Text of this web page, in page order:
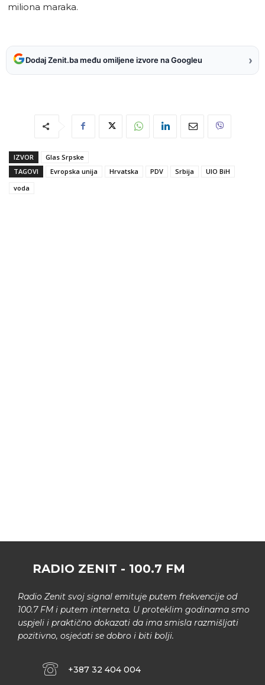
miliona maraka.
Dodaj Zenit.ba među omiljene izvore na Googleu ›
IZVOR
Glas Srpske
TAGOVI
Evropska unija Hrvatska PDV Srbija
UIO BiH
voda
RADIO ZENIT - 100.7 FM
Radio Zenit svoj signal emituje putem frekvencije od
100.7 FM i putem interneta. U proteklim godinama smo
uspjeli i praktično dokazati da ima smisla razmišljati
pozitivno, osjećati se dobro i biti bolji.
+387 32 404 004